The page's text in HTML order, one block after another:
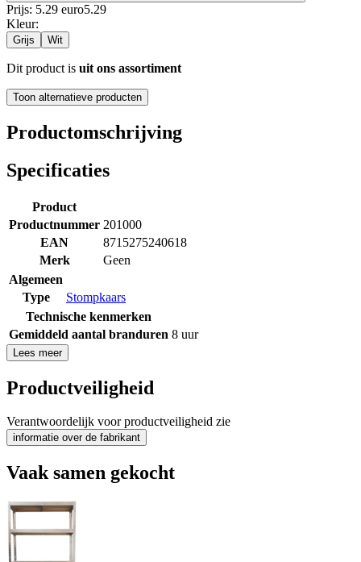
Prijs: 5.29 euro5.29
Kleur:
Grijs Wit
Dit product is uit ons assortiment
Toon alternatieve producten
Productomschrijving
Specificaties
Product
Productnummer 201000
EAN
8715275240618
Merk
Geen
Algemeen
Type
Stompkaars
Technische kenmerken
Gemiddeld aantal branduren 8 uur
Lees meer
Productveiligheid
Verantwoordelijk voor productveiligheid zie
informatie over de fabrikant
Vaak samen gekocht